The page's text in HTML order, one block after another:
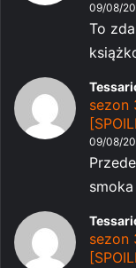
09/08/
To
sezon
09/08/
sezon